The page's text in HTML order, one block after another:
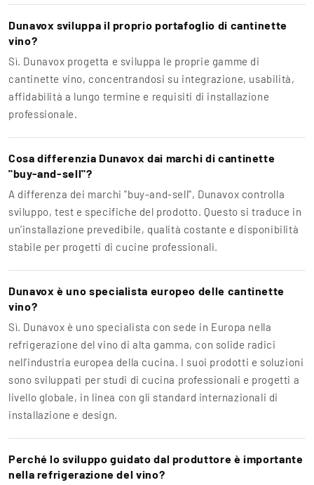
Dunavox sviluppa il proprio portafoglio di cantinette
vino?
Sì. Dunavox progetta e sviluppa le proprie gamme di
cantinette vino, concentrandosi su integrazione, usabilità,
affidabilità a lungo termine e requisiti di installazione
professionale.
Cosa differenzia Dunavox dai marchi di cantinette
"buy-and-sell"?
A differenza dei marchi "buy-and-sell", Dunavox controlla
sviluppo, test e specifiche del prodotto. Questo si traduce in
un’installazione prevedibile, qualità costante e disponibilità
stabile per progetti di cucine professionali.
Dunavox è uno specialista europeo delle cantinette
vino?
Sì. Dunavox è uno specialista con sede in Europa nella
refrigerazione del vino di alta gamma, con solide radici
nell’industria europea della cucina. I suoi prodotti e soluzioni
sono sviluppati per studi di cucina professionali e progetti a
livello globale, in linea con gli standard internazionali di
installazione e design.
Perché lo sviluppo guidato dal produttore è importante
nella refrigerazione del vino?